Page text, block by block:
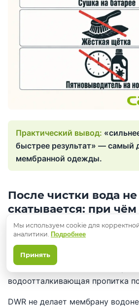
быстрее результат» — самый
мембранной одежды.
После чистки вода не
скатывается: при чём
Частая жалоба родителей:
— он стал промокать». В
мембрана внутри цела, а
слое и DWR (durable water
водоотталкивающая пропитка
DWR не делает мембрану
Мы используем cookie для
аналитики. Подробнее
Принять